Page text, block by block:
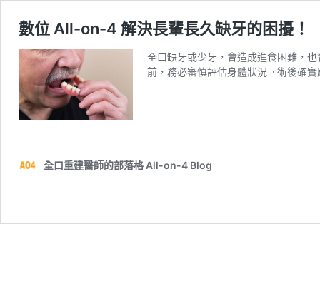
數位 All-on-4 解決長輩長久缺牙的困擾！
全口缺牙或少牙，會造成進食困難，
前，務必審慎評估身體狀況。術後確
全口重建醫師的部落格 All-on-4 Blog